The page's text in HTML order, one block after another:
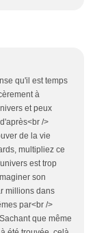
qu'il est temps
à
et peux
/>
de la vie
multipliez ce
est trop
son
millions dans
par<br />
que même